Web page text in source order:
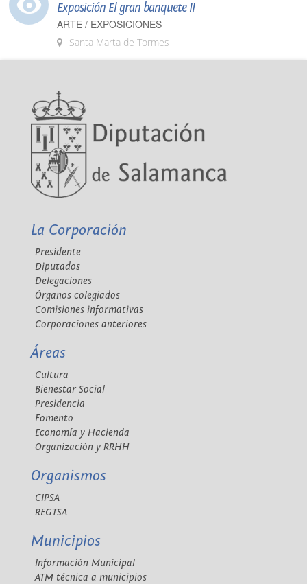
Exposición El gran banquete II
ARTE / EXPOSICIONES
Santa Marta de Tormes
La Corporación
Presidente
Diputados
Delegaciones
Órganos colegiados
Comisiones informativas
Corporaciones anteriores
Áreas
Cultura
Bienestar Social
Presidencia
Fomento
Economía y Hacienda
Organización y RRHH
Organismos
CIPSA
REGTSA
Municipios
Información Municipal
ATM técnica a municipios